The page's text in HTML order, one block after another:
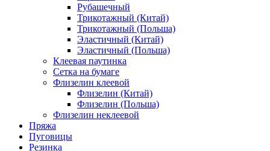
Рубашечный
Трикотажный (Китай)
Трикотажный (Польша)
Эластичный (Китай)
Эластичный (Польша)
Клеевая паутинка
Сетка на бумаге
Флизелин клеевой
Флизелин (Китай)
Флизелин (Польша)
Флизелин неклеевой
Пряжа
Пуговицы
Резинка